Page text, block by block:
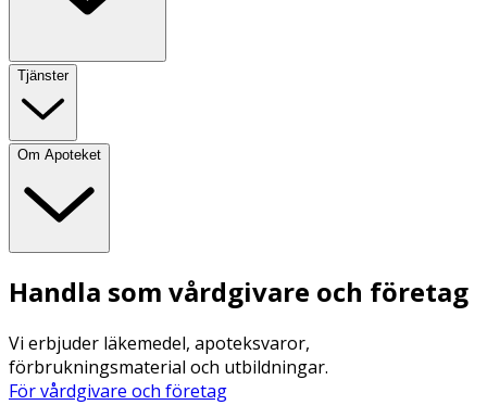
Tjänster
Om Apoteket
Handla som vårdgivare och företag
Vi erbjuder läkemedel, apoteksvaror,
förbrukningsmaterial och utbildningar.
För vårdgivare och företag